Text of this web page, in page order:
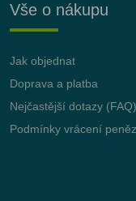
Vše o nákupu
Jak objednat
Doprava a platba
Nejčastější dotazy (FAQ)
Podmínky vrácení peněz